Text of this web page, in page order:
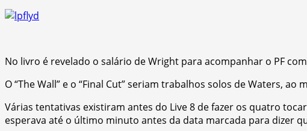
No livro é revelado o salário de Wright para acompanhar o PF
O “The Wall” e o “Final Cut” seriam trabalhos solos de Waters,
Várias tentativas existiram antes do Live 8 de fazer os quatro
esperava até o último minuto antes da data marcada para dizer